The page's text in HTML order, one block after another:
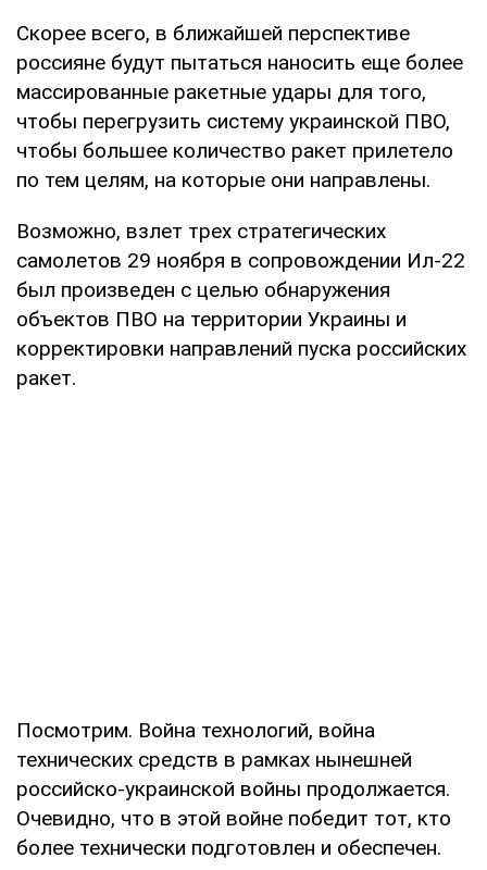
Скорее всего, в ближайшей перспективе
россияне будут пытаться наносить еще более
массированные ракетные удары для того,
чтобы перегрузить систему украинской ПВО,
чтобы большее количество ракет прилетело
по тем целям, на которые они направлены.
Возможно, взлет трех стратегических
самолетов 29 ноября в сопровождении Ил-22
был произведен с целью обнаружения
объектов ПВО на территории Украины и
корректировки направлений пуска российских
ракет.
Посмотрим. Война технологий, война
технических средств в рамках нынешней
российско-украинской войны продолжается.
Очевидно, что в этой войне победит тот, кто
более технически подготовлен и обеспечен.